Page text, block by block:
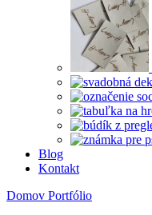
Blog
Kontakt
Domov Portfólio